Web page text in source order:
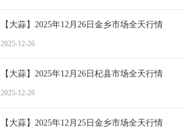
【大蒜】2025年12月26日金乡市场全天行情
2025-12-26
【大蒜】2025年12月26日杞县市场全天行情
2025-12-26
【大蒜】2025年12月25日金乡市场全天行情